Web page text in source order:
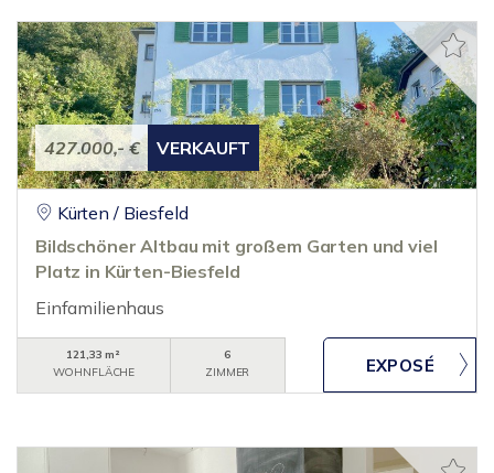
427.000,- € VERKAUFT
Kürten / Biesfeld
Bildschöner Altbau mit großem Garten und viel
Platz in Kürten-Biesfeld
Einfamilienhaus
121,33 m²
WOHNFLÄCHE
6
ZIMMER